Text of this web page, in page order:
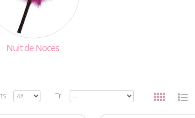
Nuitde Noces
Tri